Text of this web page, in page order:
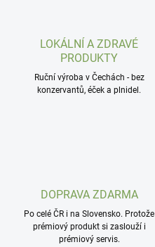
LOKÁLNÍ A ZDRAVÉ
PRODUKTY
Ruční výroba v Čechách - bez
konzervantů, éček a plnidel.
DOPRAVA ZDARMA
Po celé ČR i na Slovensko. Protože
prémiový produkt si zaslouží i
prémiový servis.